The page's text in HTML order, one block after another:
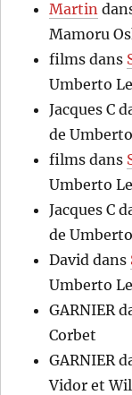
Martin
Mamoru
films dans
Umberto
Jacques C
de
films dans
Umberto
Jacques C
de
David dans
Umberto
GARNIER
Corbet
GARNIER
Vidor et